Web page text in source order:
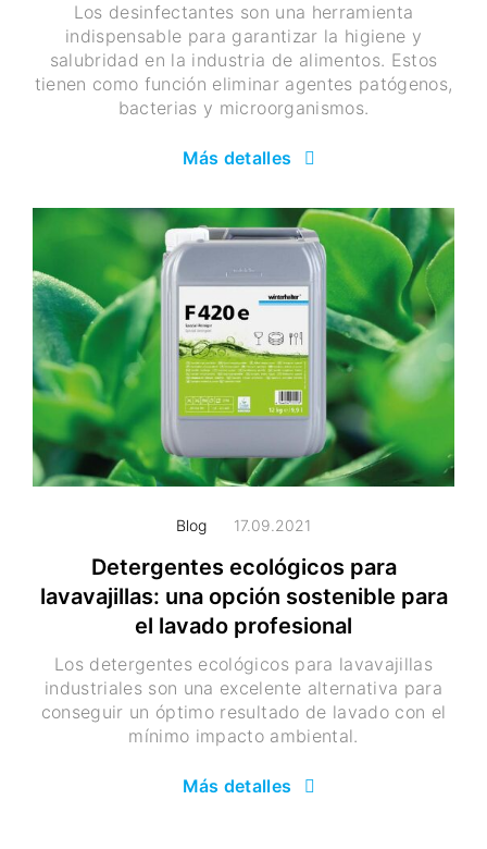
Los desinfectantes son una herramienta
indispensable para garantizar la higiene y
salubridad en la industria de alimentos. Estos
tienen como función eliminar agentes patógenos,
bacterias y microorganismos.
Más detalles
Blog 17.09.2021
Detergentes ecológicos para
lavavajillas: una opción sostenible para
el lavado profesional
Los detergentes ecológicos para lavavajillas
industriales son una excelente alternativa para
conseguir un óptimo resultado de lavado con el
mínimo impacto ambiental.
Más detalles